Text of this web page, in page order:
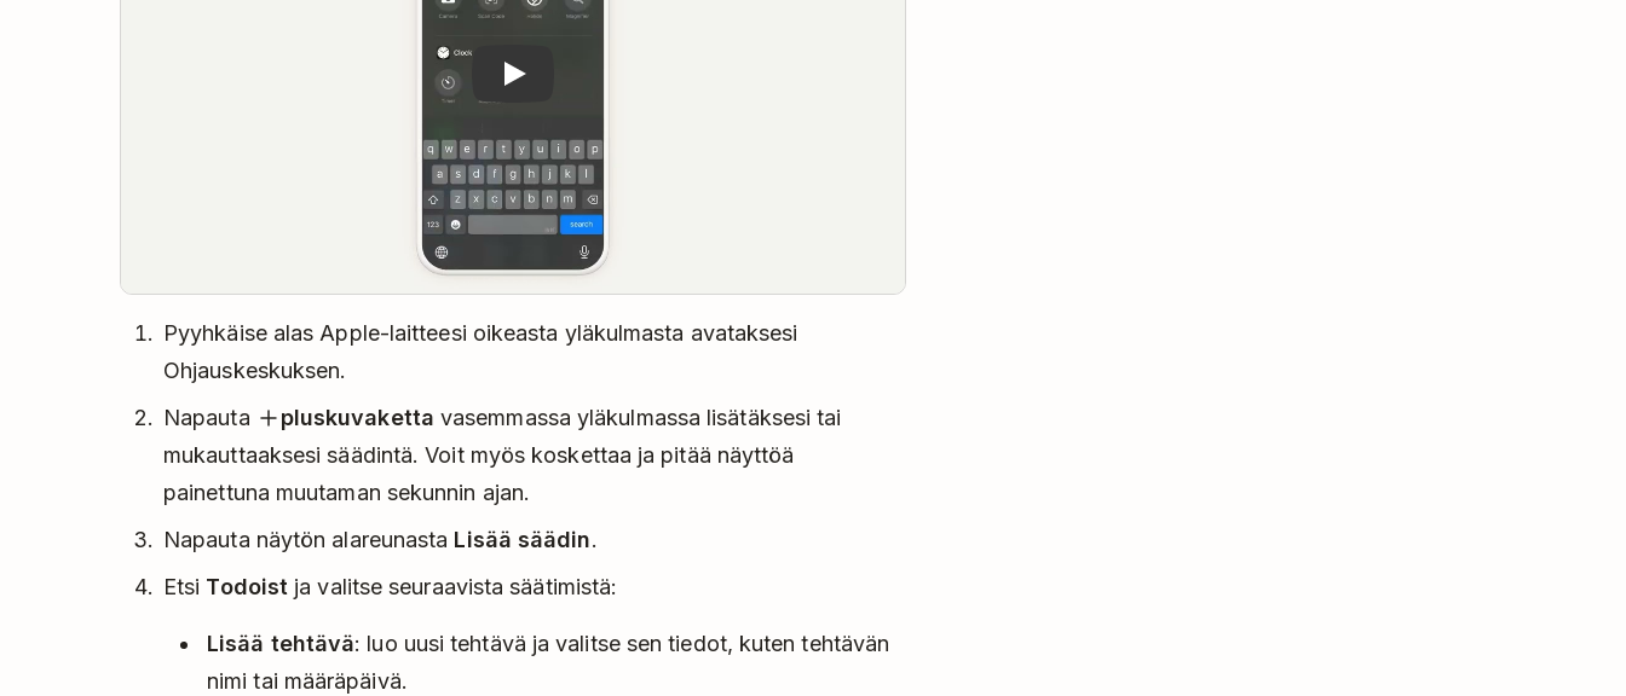
Pyyhkäise alas Apple-laitteesi oikeasta yläkulmasta avataksesi
Ohjauskeskuksen.
Napauta
pluskuvaketta vasemmassa yläkulmassa lisätäksesi tai
mukauttaaksesi säädintä. Voit myös koskettaa ja pitää näyttöä
painettuna muutaman sekunnin ajan.
Napauta näytön alareunasta Lisää säädin.
Etsi Todoist ja valitse seuraavista säätimistä:
Lisää tehtävä: luo uusi tehtävä ja valitse sen tiedot, kuten tehtävän
nimi tai määräpäivä.